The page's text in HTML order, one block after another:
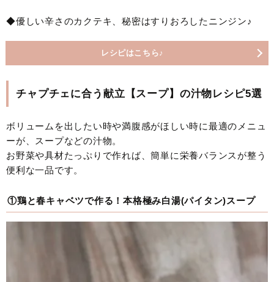
◆優しい辛さのカクテキ、秘密はすりおろしたニンジン♪
レシピはこちら♪
チャプチェに合う献立【スープ】の汁物レシピ5選
ボリュームを出したい時や満腹感がほしい時に最適のメニュ
ーが、スープなどの汁物。
お野菜や具材たっぷりで作れば、簡単に栄養バランスが整う
便利な一品です。
①鶏と春キャベツで作る！本格極み白湯(パイタン)スープ